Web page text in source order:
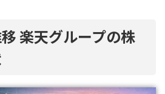
楽天グループの株